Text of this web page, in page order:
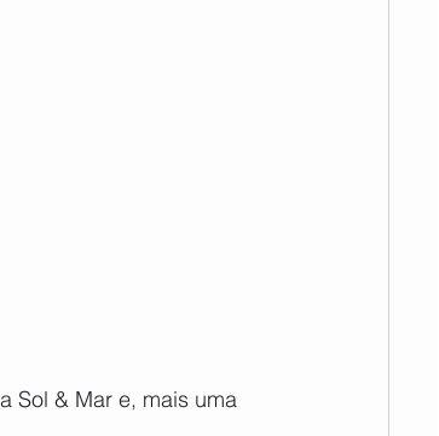
Sol & Mar e, mais uma